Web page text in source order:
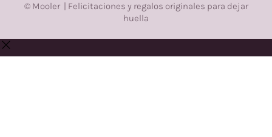
© Mooler | Felicitaciones y regalos originales para dejar
huella